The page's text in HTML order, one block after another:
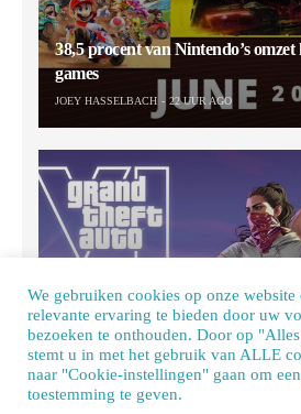
38,5 procent van Nintendo’s
games
JOEY HASSELBACH 22 UUR AGO
Rockstar en Netflix komen op 27
Extended Look
We gebruiken cookies op onze website
relevante ervaring te bieden door uw
bezoeken te onthouden. Door op
stemt u in met het gebruik van ALLE
naar "Cookie-instellingen" gaan om
toestemming te geven.
Our site uses cookies. Learn more about our